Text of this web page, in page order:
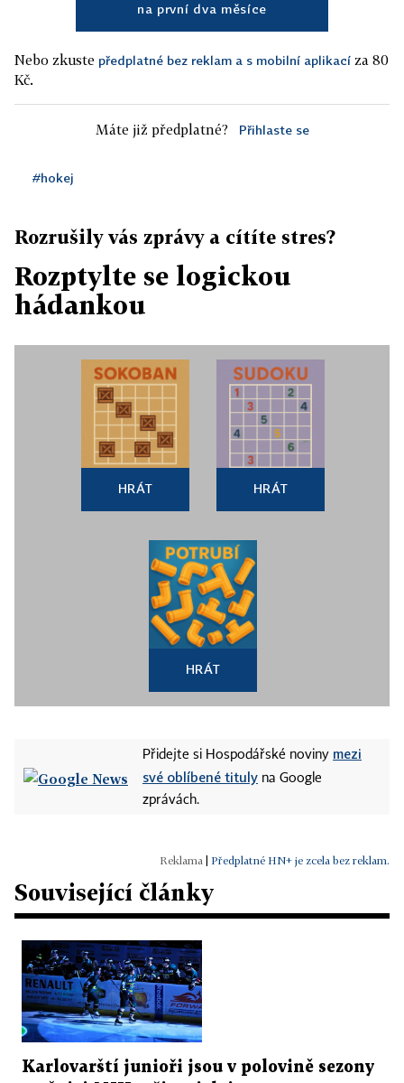
na první dva měsíce
Nebo zkuste předplatné bez reklam a s mobilní aplikací za 80
Kč.
Máte již předplatné? Přihlaste se
#hokej
Rozrušily vás zprávy a cítíte stres?
Rozptylte se logickou
hádankou
HRÁT HRÁT
HRÁT
Přidejte si Hospodářské noviny mezi
své oblíbené tituly na Google
zprávách.
Předplatné HN+ je zcela bez reklam.
Související články
Karlovarští junioři jsou v polovině sezony